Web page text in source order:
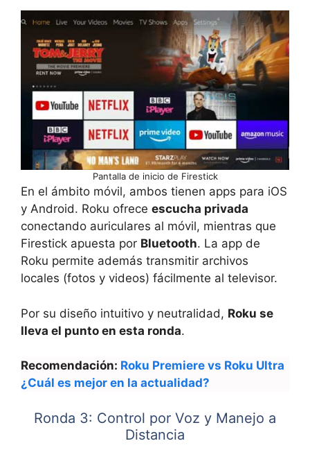
Pantalla de inicio de Firestick
En el ámbito móvil, ambos tienen apps para iOS
y Android. Roku ofrece escucha privada
conectando auriculares al móvil, mientras que
Firestick apuesta por Bluetooth. La app de
Roku permite además transmitir archivos
locales (fotos y videos) fácilmente al televisor.
Por su diseño intuitivo y neutralidad, Roku se
lleva el punto en esta ronda.
Recomendación: Roku Premiere vs Roku Ultra
¿Cuál es mejor en la actualidad?
Ronda 3: Control por Voz y Manejo a
Distancia